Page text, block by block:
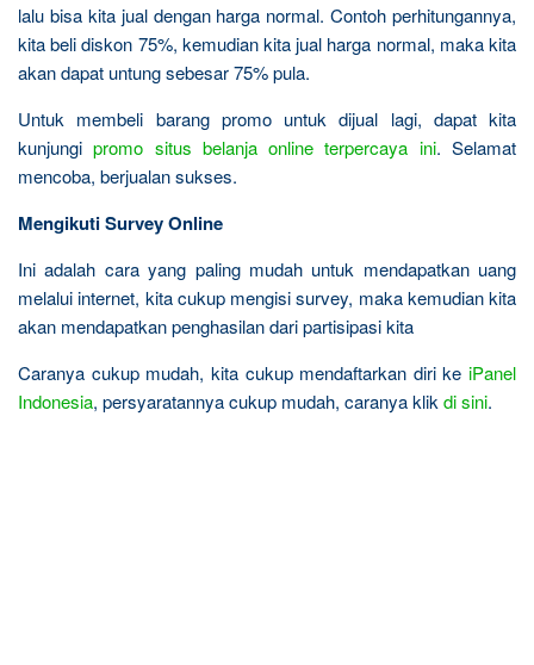
lalu bisa kita jual dengan harga normal. Contoh perhitungannya,
kita beli diskon 75%, kemudian kita jual harga normal, maka kita
akan dapat untung sebesar 75% pula.
Untuk membeli barang promo untuk dijual lagi, dapat kita
kunjungipromo situs belanja online terpercaya ini. Selamat
mencoba, berjualan sukses.
Mengikuti Survey Online
Ini adalah cara yang paling mudah untuk mendapatkan uang
melalui internet, kita cukup mengisi survey, maka kemudian kita
akan mendapatkan penghasilan dari partisipasi kita
Caranya cukup mudah, kita cukup mendaftarkan diri ke iPanel
Indonesia, persyaratannya cukup mudah, caranya klik di sini.